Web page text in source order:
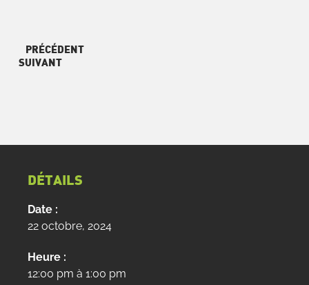
PRÉCÉDENT
SUIVANT
DÉTAILS
Date :
22 octobre, 2024
Heure :
12:00 pm à 1:00 pm